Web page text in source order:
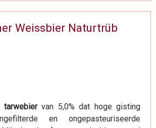
Weissbier Naturtrüb
tarwebiervan 5,0% dat hoge gisting
en ongepasteuriseerde